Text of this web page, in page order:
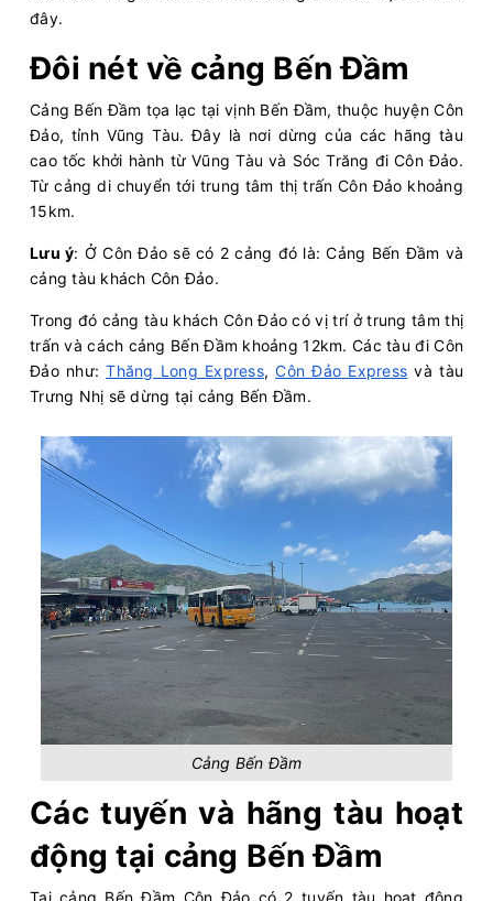
đây.
Đôi nét về cảng Bến Đầm
Cảng Bến Đầm tọa lạc tại vịnh Bến Đầm, thuộc huyện Côn
Đảo, tỉnh Vũng Tàu. Đây là nơi dừng của các hãng tàu
cao tốc khởi hành từ Vũng Tàu và Sóc Trăng đi Côn Đảo.
Từ cảng di chuyển tới trung tâm thị trấn Côn Đảo khoảng
15km.
Lưu ý: Ở Côn Đảo sẽ có 2 cảng đó là: Cảng Bến Đầm và
cảng tàu khách Côn Đảo.
Trong đó cảng tàu khách Côn Đảo có vị trí ở trung tâm thị
trấn và cách cảng Bến Đầm khoảng 12km. Các tàu đi Côn
Đảo như:Thăng Long Express,Côn Đảo Express và tàu
Trưng Nhị sẽ dừng tại cảng Bến Đầm.
Cảng Bến Đầm
Các tuyến và hãng tàu hoạt
động tại cảng Bến Đầm